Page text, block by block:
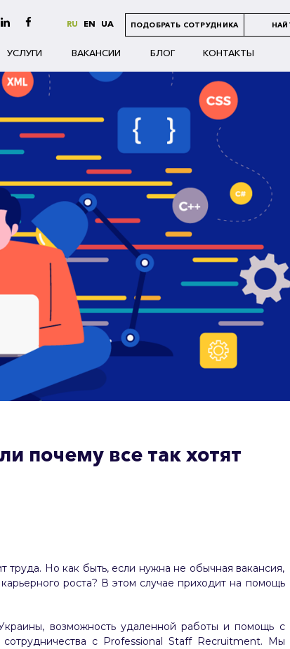
RU EN UA ПОДОБРАТЬ СОТРУДНИКА
УСЛУГИ ВАКАНСИИ БЛОГ КОНТАКТЫ
почему все так хотят
труда. Но как быть, если нужна не обычная вакансия,
роста? В этом случае приходит на помощь
возможность удаленной работы и помощь с
с Professional Staff Recruitment. Мы